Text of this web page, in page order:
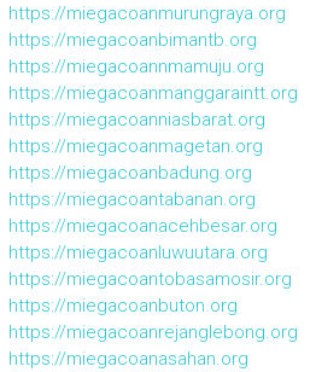
https://miegacoanmurungraya.org
https://miegacoanbimantb.org
https://miegacoannmamuju.org
https://miegacoanmanggaraintt.org
https://miegacoanniasbarat.org
https://miegacoanmagetan.org
https://miegacoanbadung.org
https://miegacoantabanan.org
https://miegacoanacehbesar.org
https://miegacoanluwuutara.org
https://miegacoantobasamosir.org
https://miegacoanbuton.org
https://miegacoanrejanglebong.org
https://miegacoanasahan.org